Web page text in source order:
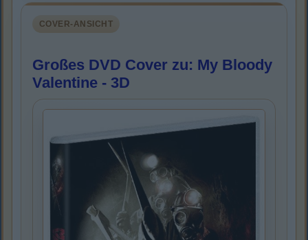
COVER-ANSICHT
Großes DVD Cover zu: My Bloody
Valentine - 3D